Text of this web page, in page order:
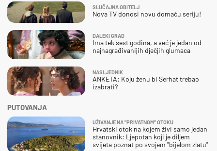
SLUČAJNA OBITELJ
Nova TV donosi novu domaću seriju!
DALEKI GRAD
Ima tek šest godina, a već je jedan od
najnagrađivanijih dječjih glumaca
NASLJEDNIK
ANKETA: Koju ženu bi Serhat trebao
izabrati?
PUTOVANJA
UŽIVANJE NA "PRIVATNOM" OTOKU
Hrvatski otok na kojem živi samo jedan
stanovnik: Ljepotan koji je diljem
svijeta poznat po svojem "bijelom zlatu"